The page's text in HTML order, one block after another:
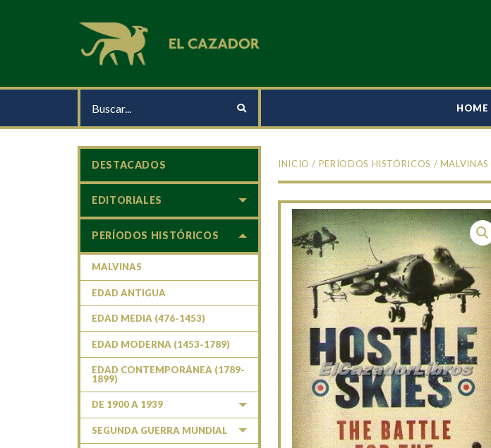
HOME
INICIO / PERÍODOS HISTÓRICOS / MALVINAS
DESTACADOS
EDITORIALES
PERÍODOS HISTÓRICOS
MALVINAS
EDAD ANTIGUA
EDAD MEDIA (476-1453)
EDAD MODERNA (1453-1789)
EDAD CONTEMPORÁNEA (1789-
1899)
DE 1900 A 1939
SEGUNDA GUERRA MUNDIAL